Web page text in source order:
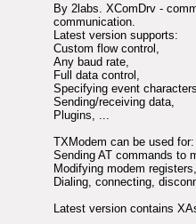
By 2labs. XComDrv -
communication.
Latest version supports:
Custom flow control,
Any baud rate,
Full data control,
Specifying event characters,
Sending/receiving data,
Plugins, ...
TXModem can be used for:
Sending AT commands to
Modifying modem registers,
Dialing, connecting,
Latest version contains